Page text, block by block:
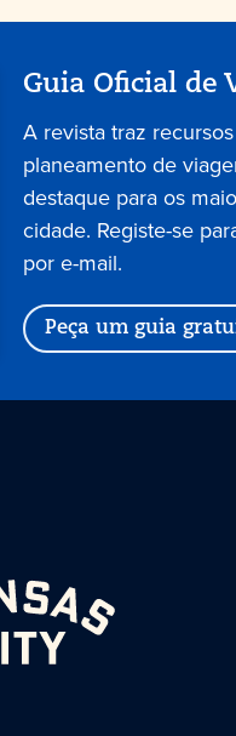
Guia Oficial de
A revista traz
planeamento de
destaque para os
cidade. Registe-se
por e-mail.
Peça um guia